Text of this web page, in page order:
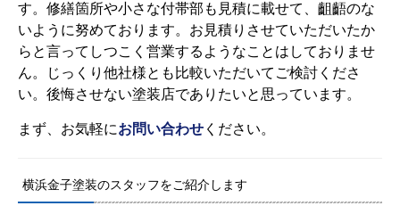
す。修繕箇所や小さな付帯部も見積に載せて、齟齬のな
いように努めております。お見積りさせていただいたか
らと言ってしつこく営業するようなことはしておりませ
ん。じっくり他社様とも比較いただいてご検討くださ
い。後悔させない塗装店でありたいと思っています。
まず、お気軽にお問い合わせ ください。
横浜金子塗装のスタッフをご紹介します